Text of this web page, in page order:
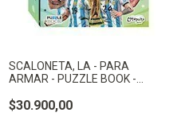
SCALONETA, LA - PARA
ARMAR - PUZZLE BOOK -
$30.900,00